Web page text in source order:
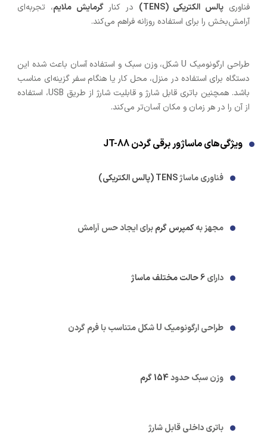
فناوری پالس الکتریکی (TENS) در کنارگرمایش ملایم، تجربه‌ای
آرامش‌بخش را برای استفاده روزانه فراهم می‌کند.
طراحی ارگونومیک U شکل، وزن سبک و استفاده آسان باعث شده این
دستگاه برای استفاده در منزل، محل کار یا هنگام سفر گزینه‌ای مناسب
باشد. همچنین باتری قابل شارژ و قابلیت شارژ از طریق USB، استفاده
از آن را در هر زمان و مکان آسان‌تر می‌کند.
ویژگی‌های ماساژور برقی گردن JT-88
فناوری ماساژTENS (پالس الکتریکی)
مجهز بهکمپرس گرمبرای ایجاد حس آرامش
دارای6 حالت مختلف ماساژ
طراحی ارگونومیک U شکل متناسب با فرم گردن
وزن سبک حدود154 گرم
باتری داخلی قابل شارژ